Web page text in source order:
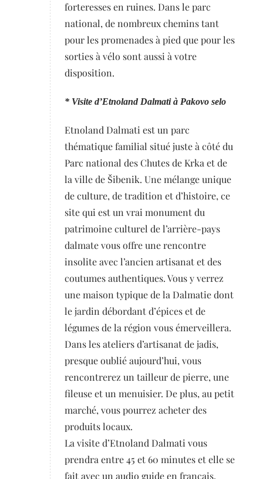
forteresses en ruines. Dans le parc
national, de nombreux chemins tant
pour les promenades à pied que pour les
sorties à vélo sont aussi à votre
disposition.
* Visite d’Etnoland Dalmati à Pakovo selo
Etnoland Dalmati est un parc
thématique familial situé juste à côté du
Parc national des Chutes de Krka et de
la ville de Šibenik. Une mélange unique
de culture, de tradition et d’histoire, ce
site qui est un vrai monument du
patrimoine culturel de l’arrière-pays
dalmate vous offre une rencontre
insolite avec l’ancien artisanat et des
coutumes authentiques. Vous y verrez
une maison typique de la Dalmatie dont
le jardin débordant d’épices et de
légumes de la région vous émerveillera.
Dans les ateliers d’artisanat de jadis,
presque oublié aujourd’hui, vous
rencontrerez un tailleur de pierre, une
fileuse et un menuisier. De plus, au petit
marché, vous pourrez acheter des
produits locaux.
La visite d’Etnoland Dalmati vous
prendra entre 45 et 60 minutes et elle se
fait avec un audio guide en français.